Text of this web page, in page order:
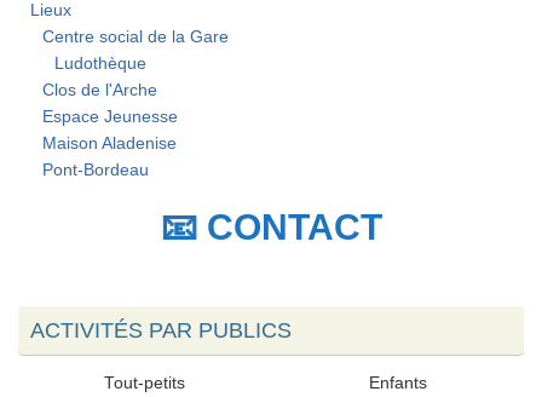
Lieux
Centre social de la Gare
Ludothèque
Clos de l'Arche
Espace Jeunesse
Maison Aladenise
Pont-Bordeau
📧 CONTACT
ACTIVITÉS PAR PUBLICS
Tout-petits Enfants